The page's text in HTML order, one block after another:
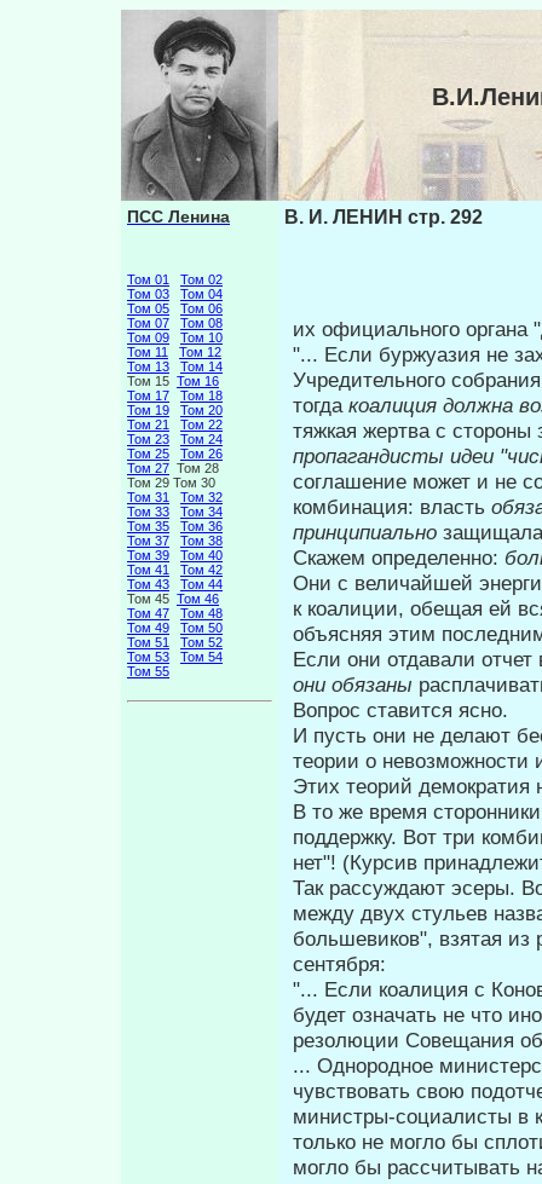
ПСС Ленина
Том 01
Том 02
Том 03
Том 04
Том 05
Том 06
Том 07
Том 08
Том 09
Том 10
Том 11
Том 12
Том 13
Том 14
Том 15 Том 16
Том 17
Том 18
Том 19
Том 20
Том 21
Том 22
Том 23
Том 24
Том 25
Том 26
Том 27 Том 28
Том 29 Том 30
Том 31
Том 32
Том 33
Том 34
Том 35
Том 36
Том 37
Том 38
Том 39
Том 40
Том 41
Том 42
Том 43
Том 44
Том 45 Том 46
Том 47
Том 48
Том 49
Том 50
Том 51
Том 52
Том 53
Том 54
Том 55
В. И. ЛЕНИН стр. 292
их официального органа
"... Если буржуазия не
Учредительного
тогда коалиция должна
тяжкая жертва с
пропагандисты идеи
соглашение может и не
комбинация: власть
принципиально
Скажем определенно:
Они с величайшей
к коалиции, обещая ей
объясняя этим
Если они отдавали
они обязаны
Вопрос ставится ясно.
И пусть они не делают
теории о невозможно­сти
Этих теорий демократия
В то же время
поддержку. Вот три
нет"! (Курсив
Так рассуждают эсеры.
между двух стульев
большевиков", взятая
сентября:
"... Если коалиция с
будет означать не что
резолюции Совещания об
... Однородное
чувствовать свою
министры-социалисты в
только не могло бы
могло бы рассчитывать